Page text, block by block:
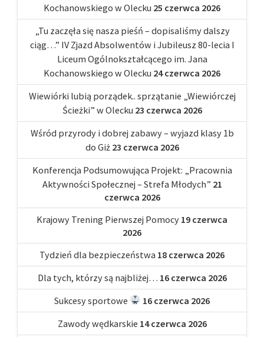
Kochanowskiego w Olecku 25 czerwca 2026
„Tu zaczęła się nasza pieśń – dopisaliśmy dalszy
ciąg…” IV Zjazd Absolwentów i Jubileusz 80-lecia I
Liceum Ogólnokształcącego im. Jana
Kochanowskiego w Olecku 24 czerwca 2026
Wiewiórki lubią porządek.. sprzątanie „Wiewiórczej
Ścieżki” w Olecku 23 czerwca 2026
Wśród przyrody i dobrej zabawy – wyjazd klasy 1b
do Giż 23 czerwca 2026
Konferencja Podsumowująca Projekt: „Pracownia
Aktywności Społecznej – Strefa Młodych” 21
czerwca 2026
Krajowy Trening Pierwszej Pomocy 19 czerwca
2026
Tydzień dla bezpieczeństwa 18 czerwca 2026
Dla tych, którzy są najbliżej… 16 czerwca 2026
Sukcesy sportowe
16 czerwca 2026
Zawody wędkarskie 14 czerwca 2026